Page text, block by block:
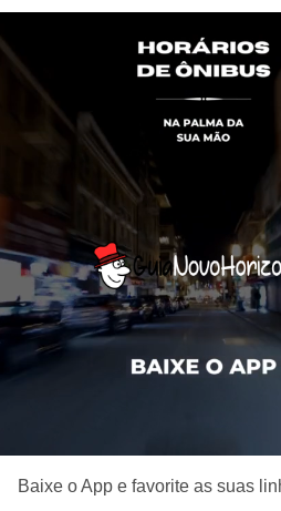
Baixe o App e favorite as suas